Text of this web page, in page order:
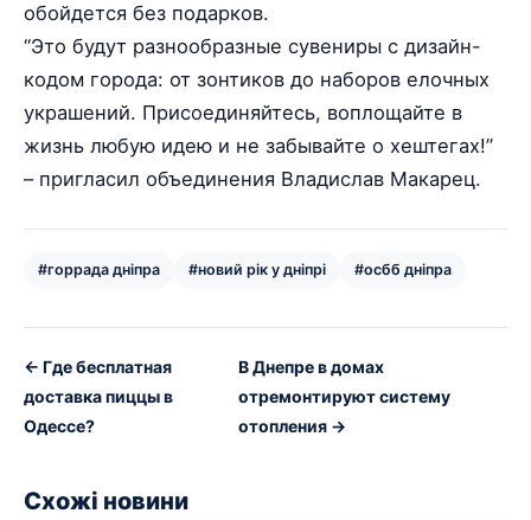
обойдется без подарков.
“Это будут разнообразные сувениры с дизайн-
кодом города: от зонтиков до наборов елочных
украшений. Присоединяйтесь, воплощайте в
жизнь любую идею и не забывайте о хештегах!”
– пригласил объединения Владислав Макарец.
#горрада дніпра #новий рік у дніпрі #осбб дніпра
← Где бесплатная
доставка пиццы в
Одессе?
В Днепре в домах
отремонтируют систему
отопления →
Схожі новини